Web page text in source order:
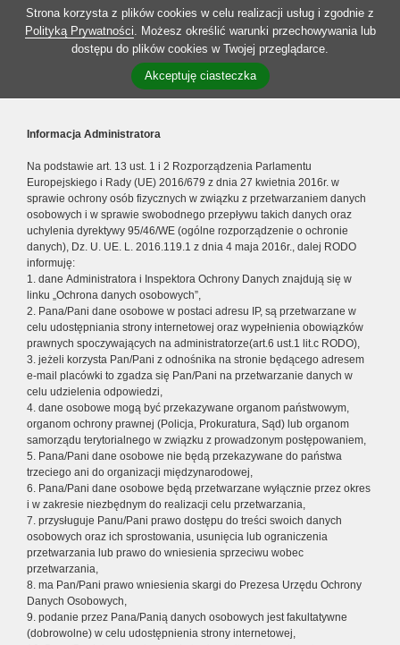
Strona korzysta z plików cookies w celu realizacji usług i zgodnie z
Polityką Prywatności. Możesz określić warunki przechowywania lub
dostępu do plików cookies w Twojej przeglądarce.
Akceptuję ciasteczka
Informacja Administratora
Na podstawie art. 13 ust. 1 i 2 Rozporządzenia Parlamentu
Europejskiego i Rady (UE) 2016/679 z dnia 27 kwietnia 2016r. w
sprawie ochrony osób fizycznych w związku z przetwarzaniem danych
osobowych i w sprawie swobodnego przepływu takich danych oraz
uchylenia dyrektywy 95/46/WE (ogólne rozporządzenie o ochronie
danych), Dz. U. UE. L. 2016.119.1 z dnia 4 maja 2016r., dalej RODO
informuję:
1. dane Administratora i Inspektora Ochrony Danych znajdują się w
linku „Ochrona danych osobowych”,
2. Pana/Pani dane osobowe w postaci adresu IP, są przetwarzane w
celu udostępniania strony internetowej oraz wypełnienia obowiązków
prawnych spoczywających na administratorze(art.6 ust.1 lit.c RODO),
3. jeżeli korzysta Pan/Pani z odnośnika na stronie będącego adresem
e-mail placówki to zgadza się Pan/Pani na przetwarzanie danych w
celu udzielenia odpowiedzi,
4. dane osobowe mogą być przekazywane organom państwowym,
organom ochrony prawnej (Policja, Prokuratura, Sąd) lub organom
samorządu terytorialnego w związku z prowadzonym postępowaniem,
5. Pana/Pani dane osobowe nie będą przekazywane do państwa
trzeciego ani do organizacji międzynarodowej,
6. Pana/Pani dane osobowe będą przetwarzane wyłącznie przez okres
i w zakresie niezbędnym do realizacji celu przetwarzania,
7. przysługuje Panu/Pani prawo dostępu do treści swoich danych
osobowych oraz ich sprostowania, usunięcia lub ograniczenia
przetwarzania lub prawo do wniesienia sprzeciwu wobec
przetwarzania,
8. ma Pan/Pani prawo wniesienia skargi do Prezesa Urzędu Ochrony
Danych Osobowych,
9. podanie przez Pana/Panią danych osobowych jest fakultatywne
(dobrowolne) w celu udostępnienia strony internetowej,